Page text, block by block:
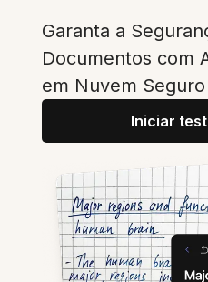
Garanta a
Documentos com
em Nuvem
Iniciar